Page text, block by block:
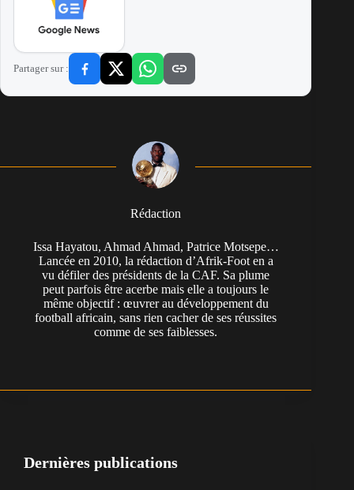
Partager sur :
Rédaction
Issa Hayatou, Ahmad Ahmad, Patrice Motsepe…
Lancée en 2010, la rédaction d’Afrik-Foot en a
vu défiler des présidents de la CAF. Sa plume
peut parfois être acerbe mais elle a toujours le
même objectif : œuvrer au développement du
football africain, sans rien cacher de ses réussites
comme de ses faiblesses.
Dernières publications